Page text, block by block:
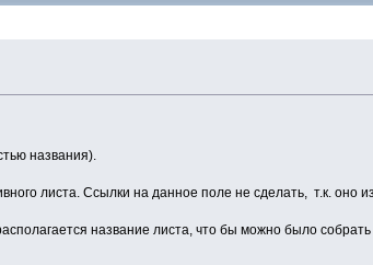
названия).
листа. Ссылки на данное поле не сделать, т.к. оно
название листа, что бы можно было собрать